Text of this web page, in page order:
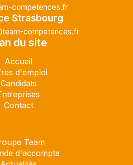
competences.fr
Strasbourg
competences.fr
du site
Accueil
d'emploi
Candidats
Contact
Team
d'accompte